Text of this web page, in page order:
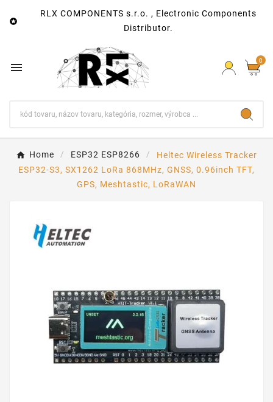

RLX COMPONENTS s.r.o. , Electronic Components
Distributor.
 0
Home ESP32 ESP8266
Heltec Wireless Tracker
ESP32-S3, SX1262 LoRa 868MHz, GNSS, 0.96inch TFT,
GPS, Meshtastic, LoRaWAN